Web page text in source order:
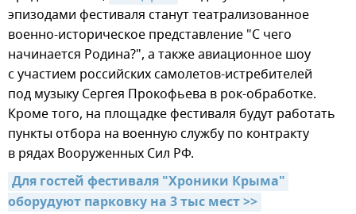
эпизодами фестиваля станут театрализованное
военно-историческое представление "С чего
начинается Родина?", а также авиационное шоу
с участием российских самолетов-истребителей
под музыку Сергея Прокофьева в рок-обработке.
Кроме того, на площадке фестиваля будут работать
пункты отбора на военную службу по контракту
в рядах Вооруженных Сил РФ.
Для гостей фестиваля "Хроники Крыма"
оборудуют парковку на 3 тыс мест >>